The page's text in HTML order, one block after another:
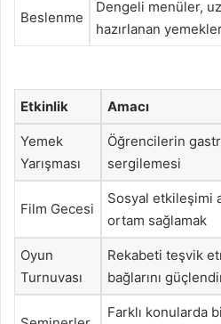
Beslenme
Dengeli menüler,
hazırlanan
Etkinlik Amacı
Yemek
Yarışması
Öğrencilerin
sergilemesi
Film Gecesi
Sosyal etkileşimi
ortam sağlamak
Oyun
Turnuvası
Rekabeti teşvik
bağlarını
Farklı konularda